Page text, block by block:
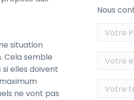
Nous
situation
Cela semble
elles doivent
ne vont pas